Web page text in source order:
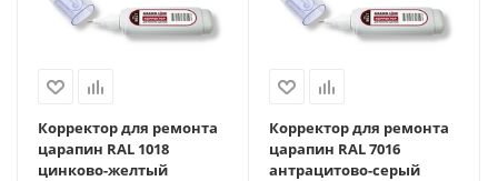
Корректор для ремонта
царапин RAL 1018
цинково-желтый
Корректор для ремонта
царапин RAL 7016
антрацитово-серый